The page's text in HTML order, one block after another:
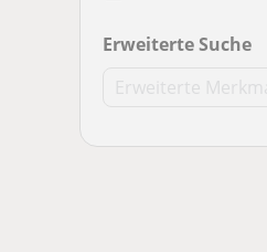
Erweiterte Suche